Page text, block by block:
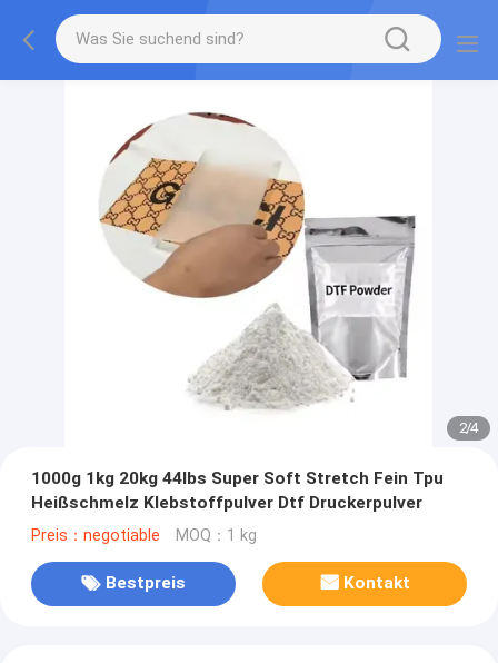
2/4
1000g 1kg 20kg 44lbs Super Soft Stretch Fein Tpu
Heißschmelz Klebstoffpulver Dtf Druckerpulver
Preis：negotiable MOQ：1 kg
Bestpreis Kontakt